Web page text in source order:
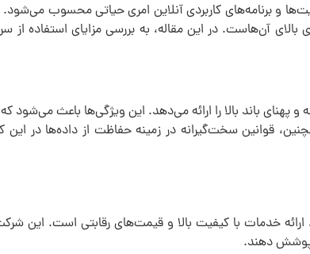
و برنامه‌های کاربردی آنلاین امری حیاتی محسوب می‌شود.
آن‌هاست. در این مقاله، به بررسی مزایای استفاده از
باند بالا را ارائه می‌دهد. این ویژگی‌ها باعث می‌شود
قوانین سخت‌گیرانه در زمینه حفاظت از داده‌ها در این
خدمات با کیفیت بالا و قیمت‌های رقابتی است. این
پوشش دهند.